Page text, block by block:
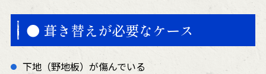
● 葺き替えが必要なケース
下地（野地板）が傷んでいる